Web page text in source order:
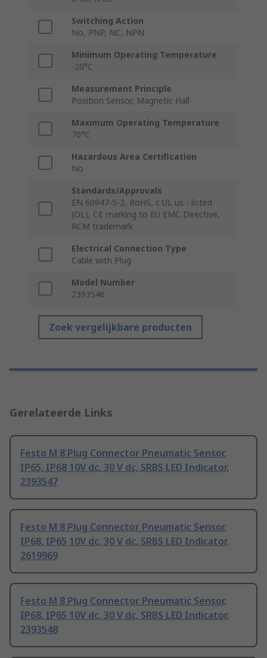
Switching Action
No, PNP, NC, NPN
Minimum Operating Temperature
-20°C
Measurement Principle
Position Sensor, Magnetic Hall
Maximum Operating Temperature
70°C
Hazardous Area Certification
No
Standards/Approvals
EN 60947-5-2, RoHS, c UL us - listed
(OL), CE marking to EU EMC Directive,
RCM trademark
Electrical Connection Type
Cable with Plug
Model Number
2393546
Zoek vergelijkbare producten
Gerelateerde Links
Festo M 8 Plug Connector Pneumatic Sensor,
IP65, IP68 10V dc, 30 V dc, SRBS LED Indicator,
2393547
Festo M 8 Plug Connector Pneumatic Sensor,
IP68, IP65 10V dc, 30 V dc, SRBS LED Indicator,
2619969
Festo M 8 Plug Connector Pneumatic Sensor,
IP68, IP65 10V dc, 30 V dc, SRBS LED Indicator,
2393548